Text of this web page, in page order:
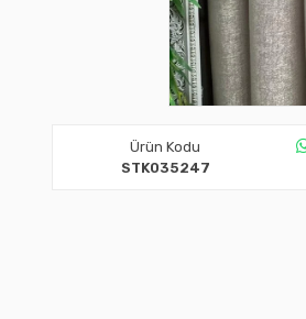
Ürün Kodu
STK035247